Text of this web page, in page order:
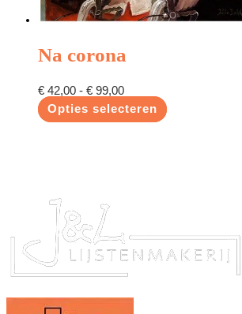
Na corona
€ 42,00 - € 99,00
Opties selecteren